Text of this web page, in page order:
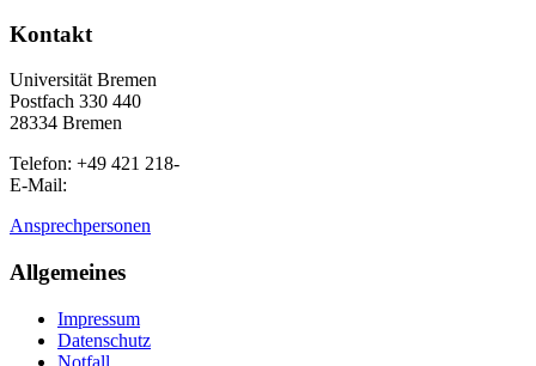
Kontakt
Universität Bremen
Postfach 330 440
28334 Bremen
Telefon: +49 421 218-
E-Mail:
Ansprechpersonen
Allgemeines
Impressum
Datenschutz
Notfall